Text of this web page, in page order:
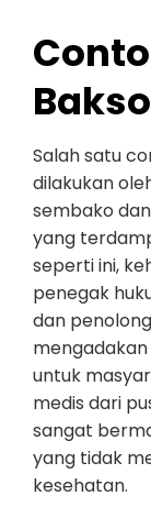
Salah satu
dilakukan
sembako
yang
seperti ini,
penegak
dan
untuk
medis dari
sangat
yang tidak
kesehatan.